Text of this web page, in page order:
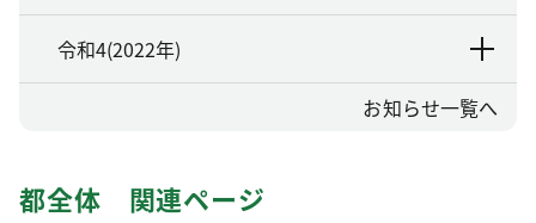
令和4(2022年)
お知らせ一覧へ
都全体 関連ページ